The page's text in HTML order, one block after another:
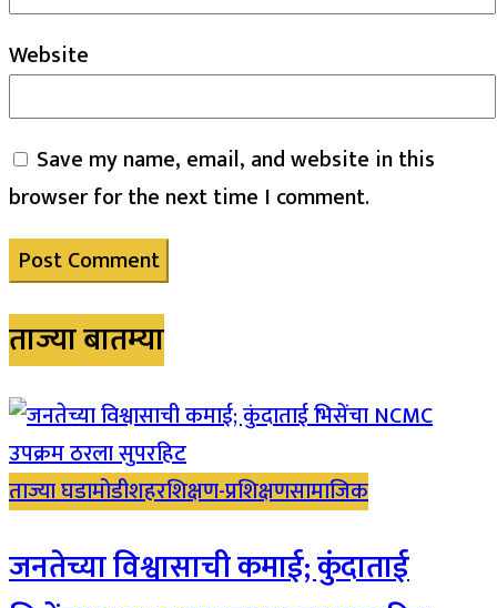
Website
Save my name, email, and website in this
browser for the next time I comment.
ताज्या बातम्या
ताज्या घडामोडीशहरशिक्षण-प्रशिक्षणसामाजिक
जनतेच्या विश्वासाची कमाई; कुंदाताई